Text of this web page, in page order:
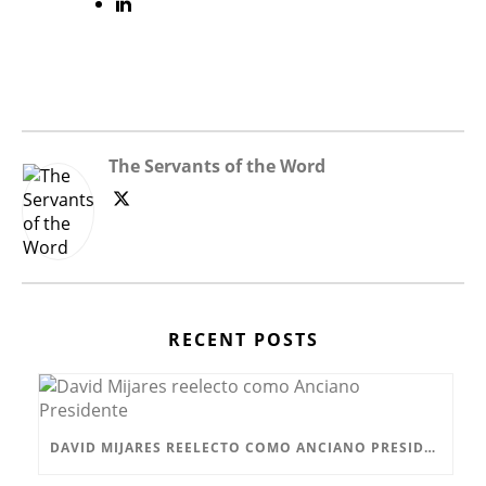
The Servants of the Word
RECENT POSTS
DAVID MIJARES REELECTO COMO ANCIANO PRESIDENTE